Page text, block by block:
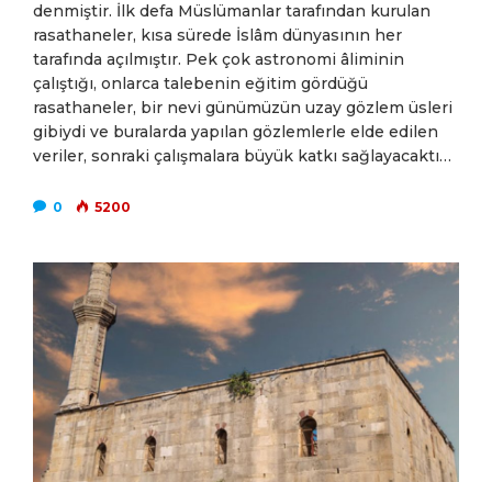
denmiştir. İlk defa Müslümanlar tarafından kurulan
rasathaneler, kısa sürede İslâm dünyasının her
tarafında açılmıştır. Pek çok astronomi âliminin
çalıştığı, onlarca talebenin eğitim gördüğü
rasathaneler, bir nevi günümüzün uzay gözlem üsleri
gibiydi ve buralarda yapılan gözlemlerle elde edilen
veriler, sonraki çalışmalara büyük katkı sağlayacaktı…
0 5200